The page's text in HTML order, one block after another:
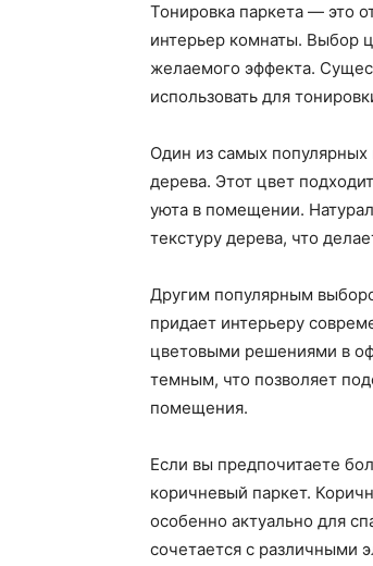
Тонировка паркета — это
интерьер комнаты. Выбор
желаемого эффекта.
использовать для
Один из самых популярных
дерева. Этот цвет
уюта в помещении.
текстуру дерева, что
Другим популярным
придает интерьеру
цветовыми решениями в
темным, что позволяет
помещения.
Если вы предпочитаете
коричневый паркет.
особенно актуально для
сочетается с различными